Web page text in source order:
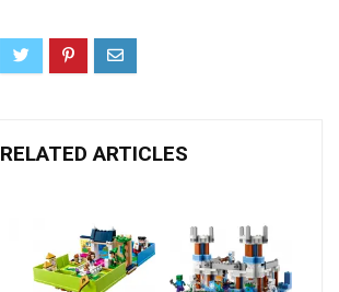
RELATED ARTICLES